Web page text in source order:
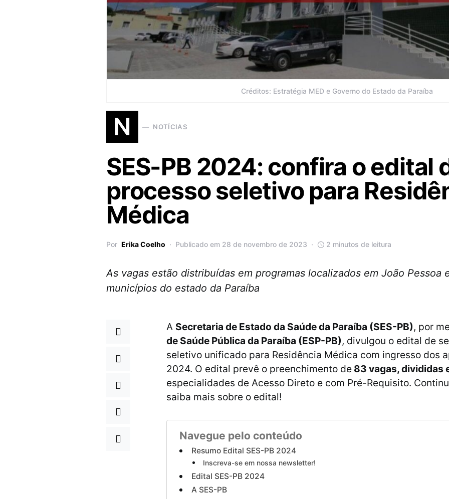
Créditos: Estratégia MED e Governo do Estado da Paraíba
N NOTÍCIAS
SES-PB 2024: confira o edital
processo seletivo para
Médica
Por Erika Coelho Publicado em 28 de novembro de 2023 2 minutos de leitura
As vagas estão distribuídas em programas localizados em João Pessoa
municípios do estado da Paraíba
A Secretaria de Estado da Saúde da Paraíba (SES-PB), por
de Saúde Pública da Paraíba (ESP-PB), divulgou o edital de
seletivo unificado para Residência Médica com ingresso dos
2024. O edital prevê o preenchimento de 83 vagas, divididas
especialidades de Acesso Direto e com Pré-Requisito.
saiba mais sobre o edital!
Navegue pelo conteúdo
Resumo Edital SES-PB 2024
Inscreva-se em nossa newsletter!
Edital SES-PB 2024
A SES-PB